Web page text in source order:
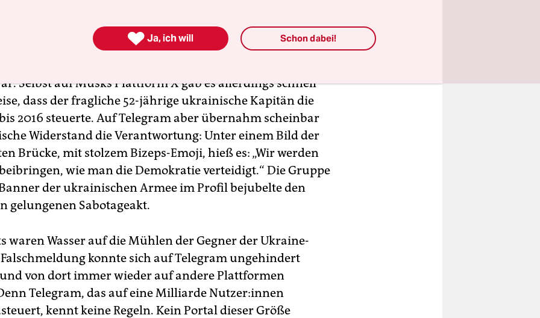
beim Messengerdienst Telegram. Nur Stunden nach
kursierte auf vielen Social-Media-Plattformen die
Selbst auf Musks Plattform X gab es allerdings schnell
dass der fragliche 52-jährige ukrainische Kapitän die
2016 steuerte. Auf Telegram aber übernahm scheinbar
Widerstand die Verantwortung: Unter einem Bild der
Brücke, mit stolzem Bizeps-Emoji, hieß es: „Wir werden
wie man die Demokratie verteidigt.“ Die Gruppe
der ukrainischen Armee im Profil bejubelte den
gelungenen Sabotageakt.
waren Wasser auf die Mühlen der Gegner der Ukraine-
konnte sich auf Telegram ungehindert
von dort immer wieder auf andere Plattformen
Telegram, das auf eine Milliarde Nut­ze­r:in­nen
kennt keine Regeln. Kein Portal dieser Größe
 Ja, ich will Schon dabei!